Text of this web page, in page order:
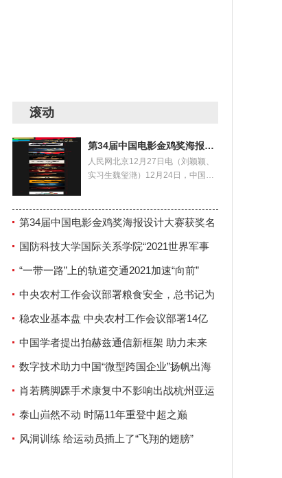
滚动
第34届中国电影金鸡奖海报设计大赛获奖名单揭晓
人民网北京12月27日电（刘颖颖、
实习生魏玺滟）12月24日，中国电
第34届中国电影金鸡奖海报设计大赛获奖名
单揭晓
国防科技大学国际关系学院“2021世界军事
安全论坛”在南京举行
“一带一路”上的轨道交通2021加速“向前”
中央农村工作会议部署粮食安全，总书记为
何强调这两个字？
稳农业基本盘 中央农村工作会议部署14亿
人“饭碗”大事
中国学者提出拍赫兹通信新框架 助力未来
6G发展
数字技术助力中国“微型跨国企业”扬帆出海
肖若腾脚踝手术康复中不影响出战杭州亚运
会泰山岿然不动 时隔11年重登中超之巅
风洞训练 给运动员插上了“飞翔的翅膀”